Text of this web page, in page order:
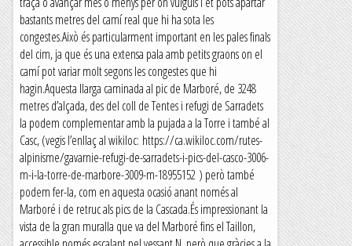
bastants metres del camí real que hi ha sota les
congestes.Això és particularment important en les pales finals
del cim, ja que és una extensa pala amb petits graons on el
camí pot variar molt segons les congestes que hi
hagin.Aquesta llarga caminada al pic de Marboré, de 3248
metres d’alçada, des del coll de Tentes i refugi de Sarradets
la podem complementar amb la pujada a la Torre i també al
Casc, (vegis l’enllaç al wikiloc: https://ca.wikiloc.com/rutes-
alpinisme/gavarnie-refugi-de-sarradets-i-pics-del-casco-3006-
m-i-la-torre-de-marbore-3009-m-18955152 ) però també
podem fer-la, com en aquesta ocasió anant només al
Marboré i de retruc als pics de la Cascada.És impressionant la
vista de la gran muralla que va del Marboré fins el Taillon,